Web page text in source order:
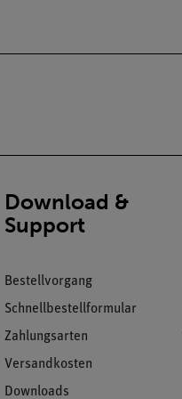
Download &
Support
Bestellvorgang
Schnellbestellformular
Zahlungsarten
Versandkosten
Downloads